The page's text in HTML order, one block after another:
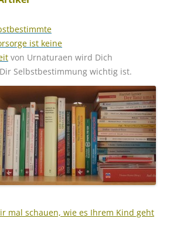
ist keine
von Urnaturaen wird Dich
Selbstbestimmung wichtig ist.
mal schauen, wie es Ihrem Kind geht